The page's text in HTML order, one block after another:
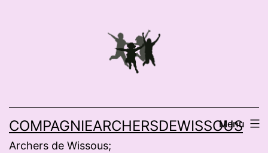
COMPAGNIEARCHERSDEWISSOUS
Archers de Wissous;
Menu